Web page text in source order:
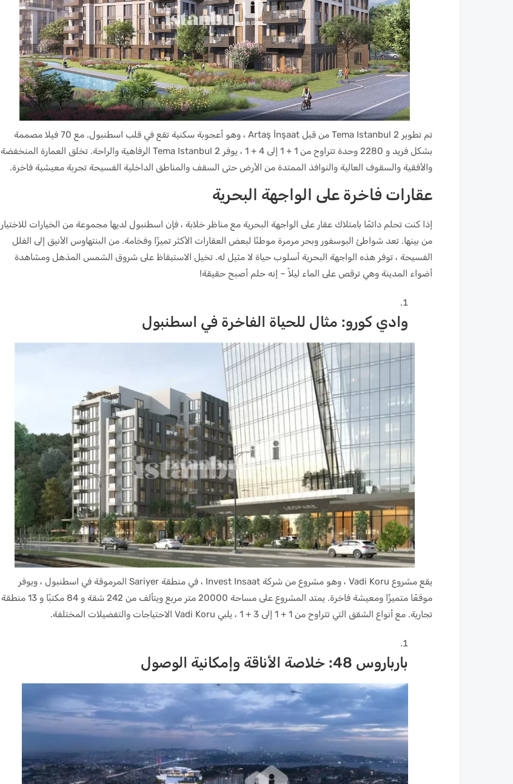
تم تطوير Tema Istanbul 2 من قبل Artaş İnşaat ، وهو أعجوبة سكنية تقع في قلب اسطنبول. مع 70 فيلا مصممة
بشكل فريد و 2280 وحدة تتراوح من 1 + 1 إلى 4 + 1 ، يوفر Tema Istanbul 2 الرفاهية والراحة. تخلق العمارة المنخفضة
والأفقية والسقوف العالية والنوافذ الممتدة من الأرض حتى السقف والمناطق الداخلية الفسيحة تجربة معيشية فاخرة.
عقارات فاخرة على الواجهة البحرية
إذا كنت تحلم دائمًا بامتلاك عقار على الواجهة البحرية مع مناظر خلابة ، فإن اسطنبول لديها مجموعة من الخيارات للاختيار
من بينها. تعد شواطئ البوسفور وبحر مرمرة موطنًا لبعض العقارات الأكثر تميزًا وفخامة. من البنتهاوس الأنيق إلى الفلل
الفسيحة ، توفر هذه الواجهة البحرية أسلوب حياة لا مثيل له. تخيل الاستيقاظ على شروق الشمس المذهل ومشاهدة
أضواء المدينة وهي ترقص على الماء ليلاً – إنه حلم أصبح حقيقة!
وادي كورو: مثال للحياة الفاخرة في اسطنبول
يقع مشروع Vadi Koru ، وهو مشروع من شركة Invest Insaat ، في منطقة Sariyer المرموقة في اسطنبول ، ويوفر
موقعًا متميزًا ومعيشة فاخرة. يمتد المشروع على مساحة 20000 متر مربع ويتألف من 242 شقة و 84 مكتبًا و 13 منطقة
تجارية. مع أنواع الشقق التي تتراوح من 1 + 1 إلى 3 + 1 ، يلبي Vadi Koru الاحتياجات والتفضيلات المختلفة.
بارباروس 48: خلاصة الأناقة وإمكانية الوصول